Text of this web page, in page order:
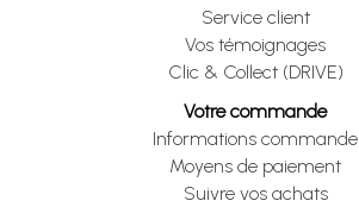
Service client
Vos témoignages
Clic & Collect (DRIVE)
Votre commande
Informations commande
Moyens de paiement
Suivre vos achats